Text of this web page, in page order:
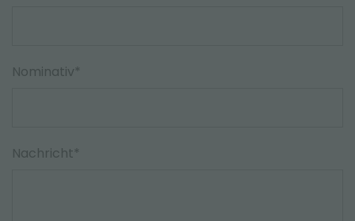
Nominativ*
Nachricht*